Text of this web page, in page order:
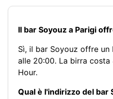
Il bar Soyouz a Parigi
Sì, il bar Soyouz offre un
alle 20:00. La birra
Hour.
Qual è l'indirizzo del bar